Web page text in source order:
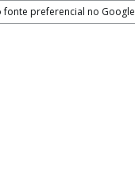
fonte preferencial no Google